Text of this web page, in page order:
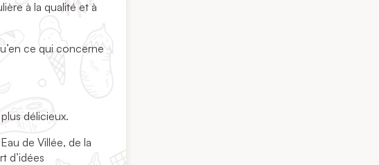
à la qualité et à
ce qui concerne
délicieux.
de Villée, de la
d’idées